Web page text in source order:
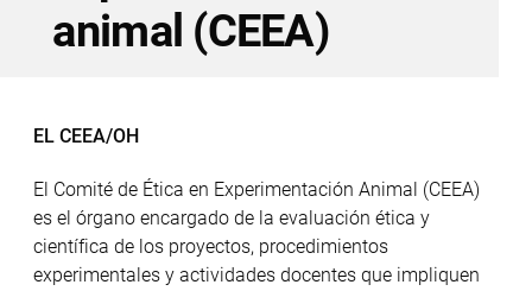
animal (CEEA)
EL CEEA/OH
El Comité de Ética en Experimentación Animal (CEEA)
es el órgano encargado de la evaluación ética y
científica de los proyectos, procedimientos
experimentales y actividades docentes que impliquen